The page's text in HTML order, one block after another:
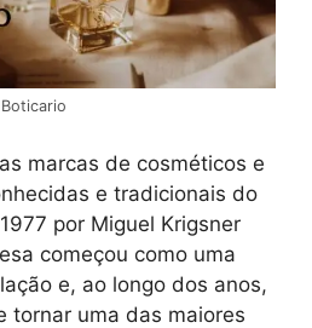
marcas de cosméticos e
e tradicionais do
por Miguel Krigsner
começou como uma
e, ao longo dos anos,
tornar uma das maiores